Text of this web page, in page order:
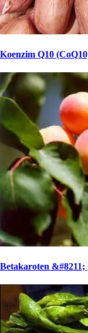
Koenzim Q10
Betakaroten &#8211;